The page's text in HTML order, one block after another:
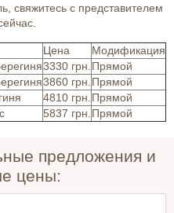
свяжитесь с представителем
Цена
Модификация
3330 грн. Прямой
3860 грн. Прямой
4810 грн. Прямой
5837 грн. Прямой
предложения и
цены: